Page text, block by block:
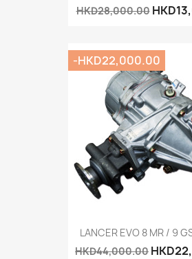
HKD28,000.00
LANCER EVO 8 MR / 9
HKD44,000.00
-HKD22,000.00